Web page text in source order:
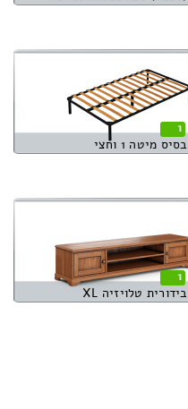
1
בסיס מיטה 1 וחצי
1
בידורית טלויזיה XL